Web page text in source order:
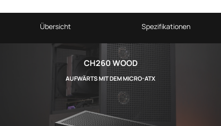
Übersicht Spezifikationen
CH260 WOOD
AUFWÄRTS MIT DEM MICRO-ATX